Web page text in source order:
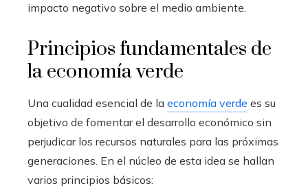
impacto negativo sobre el medio ambiente.
Principios fundamentales de
la economía verde
Una cualidad esencial de la economía verde es su
objetivo de fomentar el desarrollo económico sin
perjudicar los recursos naturales para las próximas
generaciones. En el núcleo de esta idea se hallan
varios principios básicos: